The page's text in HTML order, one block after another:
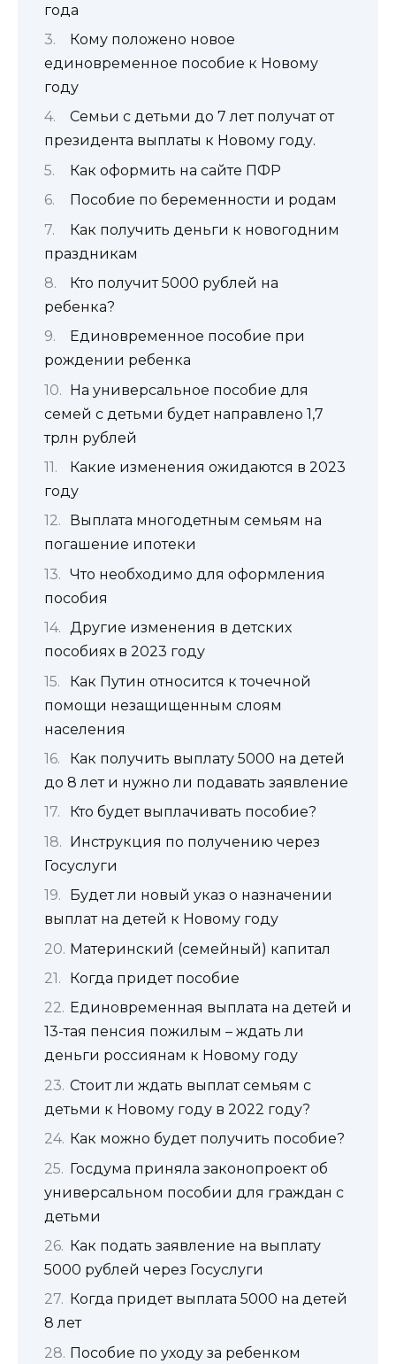
года
Кому положено новое
единовременное пособие к Новому
году
Семьи с детьми до 7 лет получат от
президента выплаты к Новому году.
Как оформить на сайте ПФР
Пособие по беременности и родам
Как получить деньги к новогодним
праздникам
Кто получит 5000 рублей на
ребенка?
Единовременное пособие при
рождении ребенка
На универсальное пособие для
семей с детьми будет направлено 1,7
трлн рублей
Какие изменения ожидаются в 2023
году
Выплата многодетным семьям на
погашение ипотеки
Что необходимо для оформления
пособия
Другие изменения в детских
пособиях в 2023 году
Как Путин относится к точечной
помощи незащищенным слоям
населения
Как получить выплату 5000 на детей
до 8 лет и нужно ли подавать заявление
Кто будет выплачивать пособие?
Инструкция по получению через
Госуслуги
Будет ли новый указ о назначении
выплат на детей к Новому году
Материнский (семейный) капитал
Когда придет пособие
Единовременная выплата на детей и
13-тая пенсия пожилым – ждать ли
деньги россиянам к Новому году
Стоит ли ждать выплат семьям с
детьми к Новому году в 2022 году?
Как можно будет получить пособие?
Госдума приняла законопроект об
универсальном пособии для граждан с
детьми
Как подать заявление на выплату
5000 рублей через Госуслуги
Когда придет выплата 5000 на детей
8 лет
Пособие по уходу за ребенком